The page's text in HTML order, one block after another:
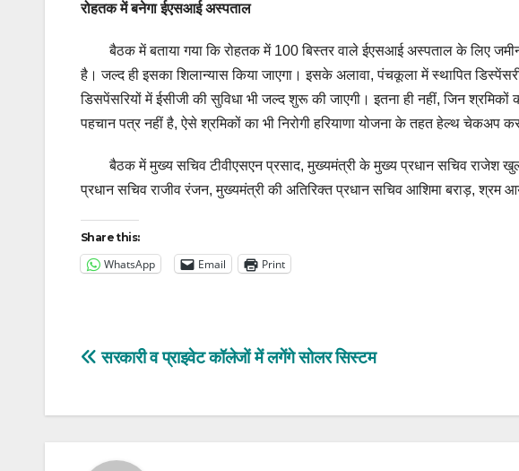
रोहतक में बनेगा ईएसआई अस्पताल
बैठक में बताया गया कि रोहतक में 100 बिस्तर वाले ईएसआई अस्पताल के लिए जमीन
है। जल्द ही इसका शिलान्यास किया जाएगा। इसके अलावा, पंचकूला में स्थापित
डिसपेंसरियों में ईसीजी की सुविधा भी जल्द शुरू की जाएगी। इतना ही नहीं, जिन
पहचान पत्र नहीं है, ऐसे श्रमिकों का भी निरोगी हरियाणा योजना के तहत हेल्थ चेकअप
बैठक में मुख्य सचिव टीवीएसएन प्रसाद, मुख्यमंत्री के मुख्य प्रधान सचिव राजेश
प्रधान सचिव राजीव रंजन, मुख्यमंत्री की अतिरिक्त प्रधान सचिव आशिमा बराड़, श्रम
Share this:
WhatsApp Email Print
Post
सरकारी व प्राइवेट कॉलेजों में लगेंगे सोलर सिस्टम